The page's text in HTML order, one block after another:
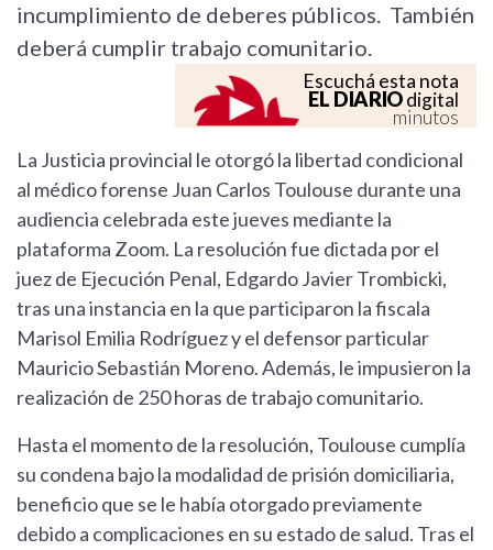
incumplimiento de deberes públicos. También
deberá cumplir trabajo comunitario.
Escuchá esta nota
EL DIARIOdigital
minutos
La Justicia provincial le otorgó la libertad condicional
al médico forense Juan Carlos Toulouse durante una
audiencia celebrada este jueves mediante la
plataforma Zoom. La resolución fue dictada por el
juez de Ejecución Penal, Edgardo Javier Trombicki,
tras una instancia en la que participaron la fiscala
Marisol Emilia Rodríguez y el defensor particular
Mauricio Sebastián Moreno. Además, le impusieron la
realización de 250 horas de trabajo comunitario.
Hasta el momento de la resolución, Toulouse cumplía
su condena bajo la modalidad de prisión domiciliaria,
beneficio que se le había otorgado previamente
debido a complicaciones en su estado de salud. Tras el